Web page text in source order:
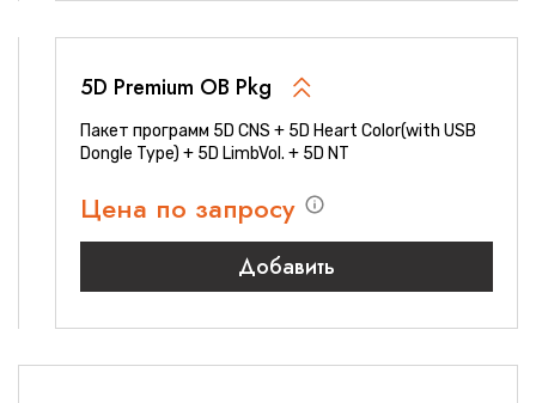
5D Premium OB Pkg
Пакет программ 5D CNS + 5D Heart Color(with USB
Dongle Type) + 5D LimbVol. + 5D NT
Цена по запросу
Добавить